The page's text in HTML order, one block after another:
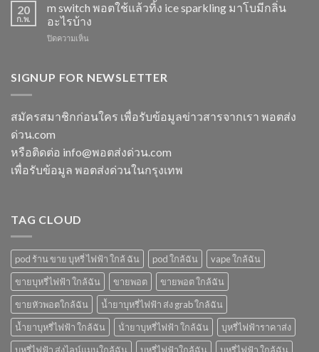
โบ
พีช
ตมา
โบ
องุ่น
ขาย
แล้ว
ฉัน
ทิ้ง
ส่ง
ชาร์จ
vmc
ราคา
20
ก.พ.
m switch พอตใช้แล้วทิ้ง ice sparkling มาโบมีกลิ่น
อะไรบ้าง
ปิดความเห็น
พอต
ice
โบ
มี
SIGNUP FOR NEWSLETTER
สมัครสมาชิกก่อนใคร เพื่อรับข้อมูลข่าวสารจากเรา พอตส่ง
ด่วน.com
หรือติดต่อ info@พอตส่งด่วน.com
เพื่อรับข้อมูล พอตส่งด่วนในกรุงเทพ
TAG CLOUD
pod ร้าน ขาย บุหรี่ ไฟฟ้า ใกล้ ฉัน pod ใกล้ฉัน
vape ใกล้ฉัน
ขายบุหรี่ไฟฟ้า ใกล้ฉัน
ขายพอต
ขายพอต ใกล้ฉัน
ขายหัวพอตใกล้ฉัน
น้ำยาบุหรี่ไฟฟ้า ส่ง grab ใกล้ฉัน
น้ำยาบุหรี่ไฟฟ้า ใกล้ฉัน
น้ํายาบุหรี่ไฟฟ้า ใกล้ฉัน
บุหรี่ไฟฟ้าราคาส่ง